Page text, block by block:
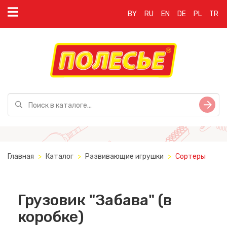
BY RU EN DE PL TR
Главная Каталог Развивающие игрушки Сортеры
Грузовик "Забава" (в
коробке)